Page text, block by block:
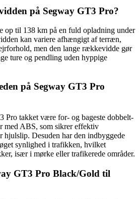
på Segway GT3 Pro?
op til 138 km på en fuld opladning under
kan variere afhængigt af terræn,
men den lange rækkevidde gør
ture og pendling uden hyppige
på Segway GT3 Pro
Pro takket være for- og bageste dobbelt-
med ABS, som sikrer effektiv
hjulslip. Desuden har den indbyggede
synlighed i trafikken, hvilket
især i mørke eller trafikerede områder.
GT3 Pro Black/Gold til